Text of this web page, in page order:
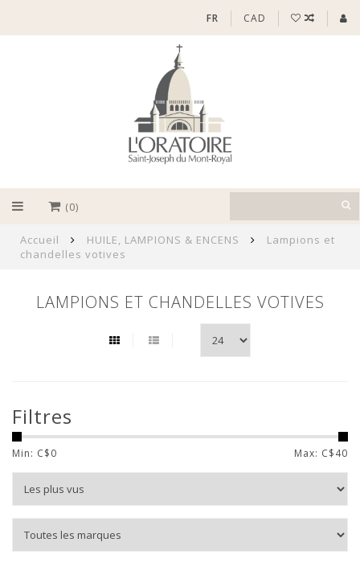
FR CAD
(0)
Accueil HUILE, LAMPIONS & ENCENS
Lampions et
chandelles votives
LAMPIONS ET CHANDELLES VOTIVES
Filtres
Min: C$0 Max: C$40